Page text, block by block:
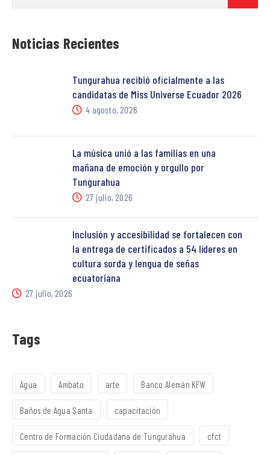
Noticias Recientes
Tungurahua recibió oficialmente a las
candidatas de Miss Universe Ecuador 2026
4 agosto, 2026
La música unió a las familias en una
mañana de emoción y orgullo por
Tungurahua
27 julio, 2026
Inclusión y accesibilidad se fortalecen con
la entrega de certificados a 54 líderes en
cultura sorda y lengua de señas
ecuatoriana
27 julio, 2026
Tags
Agua Ambato arte Banco Alemán KFW
Baños de Agua Santa capacitación
Centro de Formación Ciudadana de Tungurahua cfct